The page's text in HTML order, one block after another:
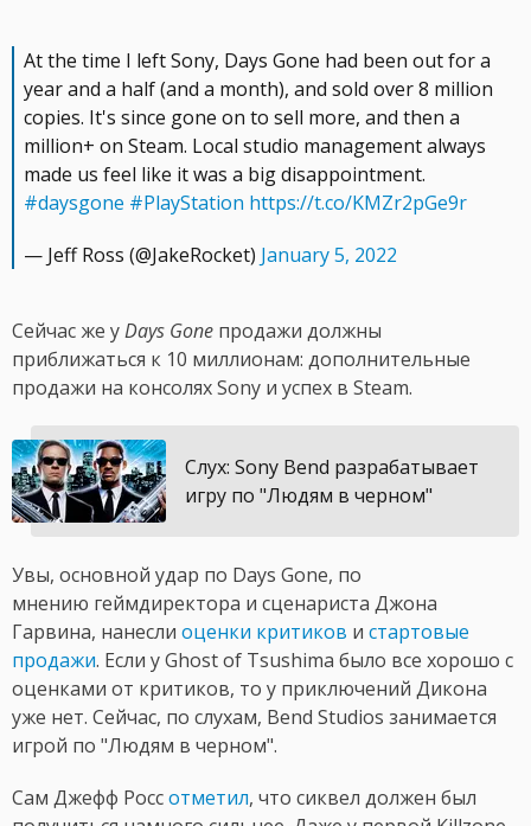
At the time I left Sony, Days Gone had been out for a
year and a half (and a month), and sold over 8 million
copies. It's since gone on to sell more, and then a
million+ on Steam. Local studio management always
made us feel like it was a big disappointment.
#daysgone #PlayStation https://t.co/KMZr2pGe9r
— Jeff Ross (@JakeRocket) January 5, 2022
Сейчас же уDays Gone продажи должны
приближаться к 10 миллионам: дополнительные
продажи на консолях Sony и успех в Steam.
Слух: Sony Bend разрабатывает
игру по "Людям в черном"
Увы, основной удар по Days Gone, по
мнению геймдиректора и сценариста Джона
Гарвина, нанесли оценки критиков и стартовые
продажи. Если у Ghost of Tsushima было все хорошо с
оценками от критиков, то у приключений Дикона
уже нет. Сейчас, по слухам, Bend Studios занимается
игрой по "Людям в черном".
Сам Джефф Россотметил, что сиквел должен был